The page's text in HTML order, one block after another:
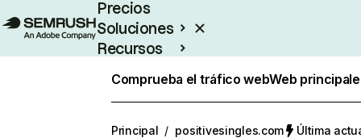
Precios
Soluciones
Recursos
Comprueba el tráfico webWeb
Principal / positivesingles.com Última